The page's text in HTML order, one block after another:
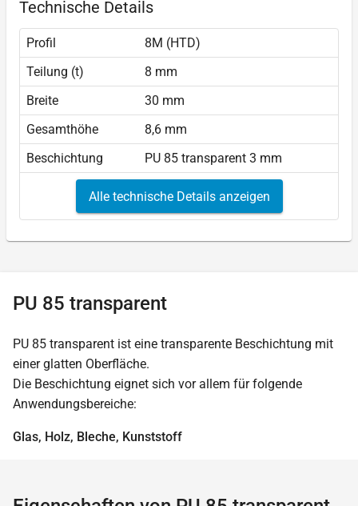
Technische Details
Profil
8M (HTD)
Teilung (t)
8 mm
Breite
30 mm
Gesamthöhe
8,6 mm
Beschichtung
PU 85 transparent 3 mm
Alle technische Details anzeigen
PU 85 transparent
PU 85 transparent ist eine transparente Beschichtung mit
einer glatten Oberfläche.
Die Beschichtung eignet sich vor allem für folgende
Anwendungsbereiche:
Glas, Holz, Bleche, Kunststoff